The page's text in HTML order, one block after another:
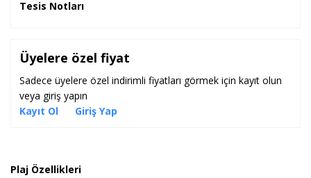
Tesis Notları
Üyelere özel fiyat
Sadece üyelere özel indirimli fiyatları görmek için kayıt olun
veya giriş yapın
Kayıt Ol
Giriş Yap
Plaj Özellikleri